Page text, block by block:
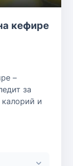
кефире
–
за
и